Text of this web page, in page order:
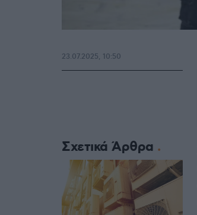
23.07.2025, 10:50
Σχετικά Άρθρα